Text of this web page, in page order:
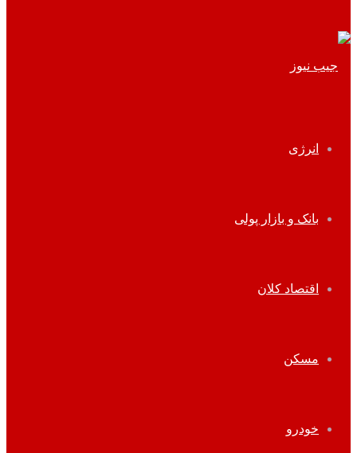
انرژی
بانک و بازار پولی
اقتصاد کلان
مسکن
خودرو